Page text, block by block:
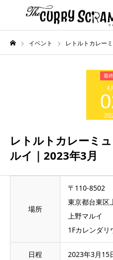
イベント レトルトカレー
4
レトルトカレーミ
ルイ｜2023年3月
場所
〒110-8502
東京都台東区
上野マルイ
1Fカレンダリ
日程 2023年3月15